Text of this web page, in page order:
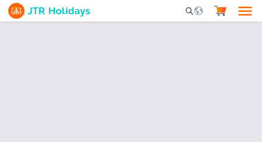
Mobile Search